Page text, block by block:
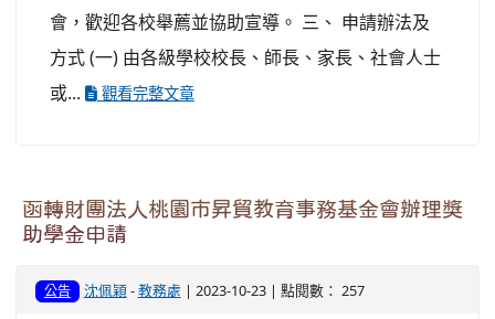
會，歡迎各校舉薦並協助宣導。 三、 申請辦法及
方式 (一) 由各級學校校長、師長、家長、社會人士
或...
觀看完整文章
函轉財團法人桃園市昇貿教育事務基金會辦理獎
助學金申請
公告 沈佩穎-教務處 | 2023-10-23 | 點閱數： 257